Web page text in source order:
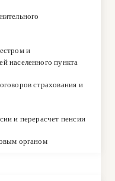
и
населенного пункта
страхования и
и перерасчет пенсии
органом